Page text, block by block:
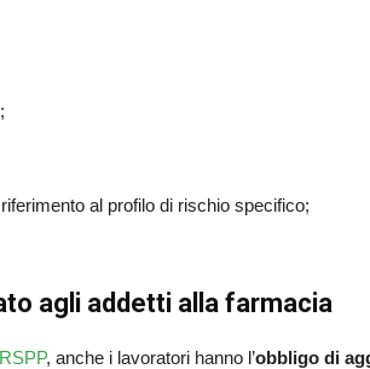
al profilo di rischio specifico;
agli addetti alla farmacia
RSPP, anche i lavoratori hanno l’obbligo di